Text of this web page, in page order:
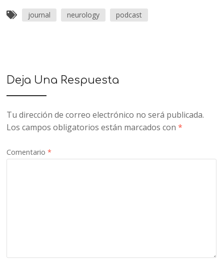
journal neurology podcast
Deja Una Respuesta
Tu dirección de correo electrónico no será publicada.
Los campos obligatorios están marcados con*
Comentario*